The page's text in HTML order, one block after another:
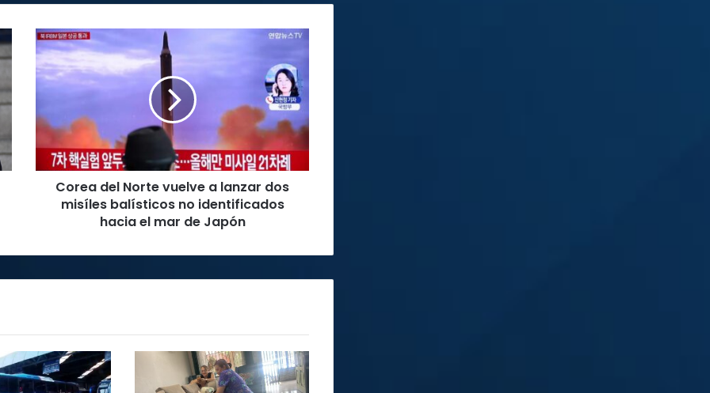
Corea
del
Norte
vuelve
lanzar
dos
misíles
balísticos
identificados
mar
Corea del Norte vuelve a lanzar dos
misíles balísticos no identificados
hacia el mar de Japón